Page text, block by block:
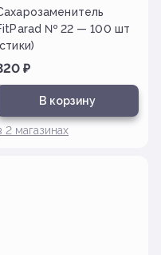
№ 22 — 100 шт
₽
В корзину
2 магазинах